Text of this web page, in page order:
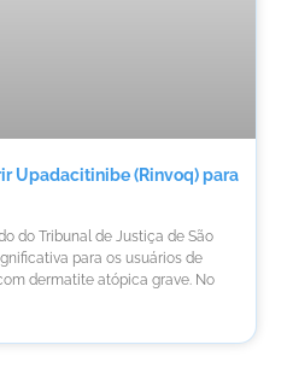
Upadacitinibe (Rinvoq) para
do Tribunal de Justiça de São
para os usuários de
dermatite atópica grave. No